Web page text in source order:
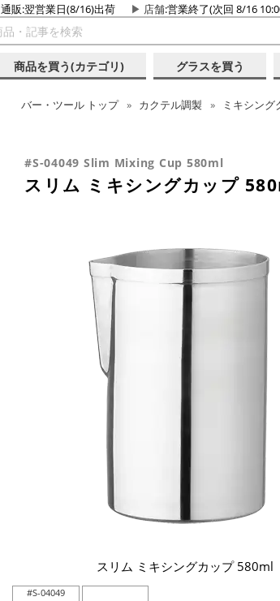
通販:翌営業日(8/16)出荷 店舗:営業終了(次回 8/16
商品を買う(カテゴリ) グラスを買う
バー・ツール トップ カクテル調製 ミキシング
#S-04049 Slim Mixing Cup 580ml
スリム ミキシングカップ
スリム ミキシングカップ 580ml
#S-04049